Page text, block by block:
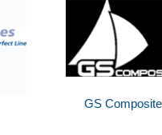
GS Composite